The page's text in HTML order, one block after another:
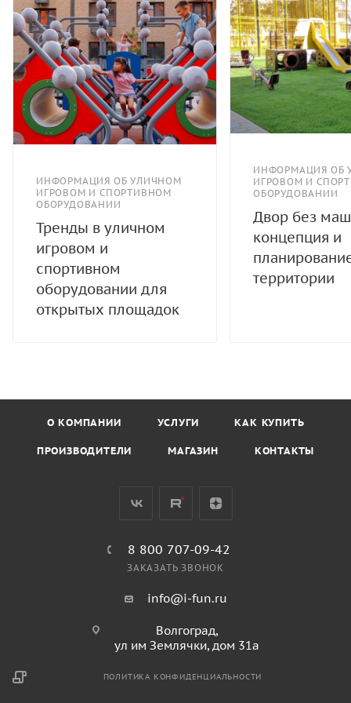
ИНФОРМАЦИЯ ОБ УЛИЧНОМ
ИГРОВОМ И СПОРТИВНОМ
ОБОРУДОВАНИИ
Тренды в уличном
игровом и
спортивном
оборудовании для
открытых площадок
ИНФОРМАЦИЯ ОБ
ИГРОВОМ И
ОБОРУДОВАНИИ
Двор без
концепция и
территории
О КОМПАНИИ УСЛУГИ КАК КУПИТЬ
ПРОИЗВОДИТЕЛИ МАГАЗИН КОНТАКТЫ
8 800 707-09-42
ЗАКАЗАТЬ ЗВОНОК
info@i-fun.ru
Волгоград,
ул им Землячки, дом 31а
ПОЛИТИКА КОНФИДЕНЦИАЛЬНОСТИ